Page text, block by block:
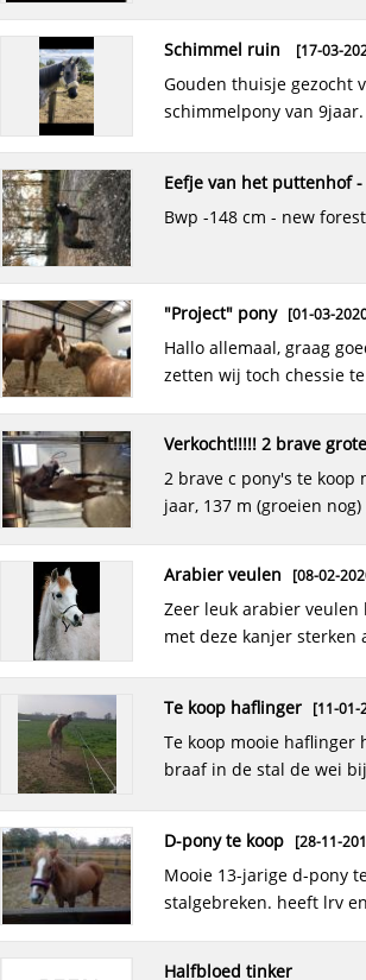
schimmel ruin [17-03-
gouden thuisje gezocht voor mijn prins prins is een lieve
schimmelpony van
eefje van het puttenhof
bwp -148 cm - new
"project" pony[01-03-
hallo allemaal, graag goed lezen. na een poos wikken en wegen
zetten wij toch chessie
verkocht!!!!! 2 brave
2 brave c pony's te koop met super uitstraling. idzard x ismar, 4
jaar, 137 m (groeien nog)
arabier veulen [08-02-
zeer leuk arabier veulen kom vrijblijvend eens kennismaken
met deze kanjer sterken
te koop haflinger [11-01-
te koop mooie haflinger hengst van mei 2018. luxe haflinger .is
braaf in de stal de wei
d-pony te koop [28-11-
mooie 13-jarige d-pony te koop. new forest merrie. geen
stalgebreken. heeft lrv
halfbloed tinker